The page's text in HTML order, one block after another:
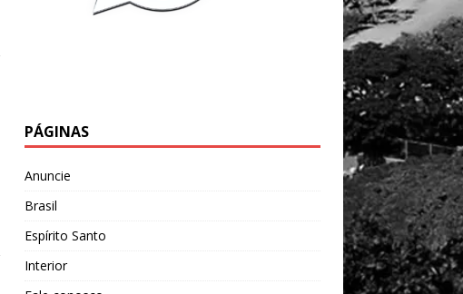
PÁGINAS
Anuncie
Brasil
Espírito Santo
Interior